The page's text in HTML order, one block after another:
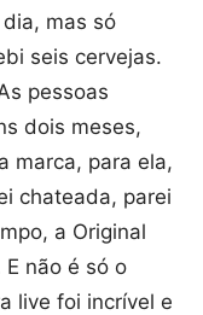
mas só
seis cervejas.
pessoas
dois meses,
marca, para ela,
chateada, parei
a Original
não é só o
live foi incrível e